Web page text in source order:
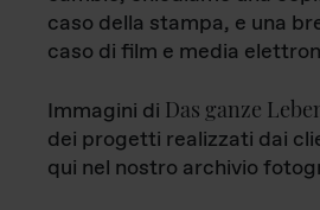
caso della stampa, e una
caso di film e media
Immagini di Das ganze
dei progetti realizzati dai
qui nel nostro archivio